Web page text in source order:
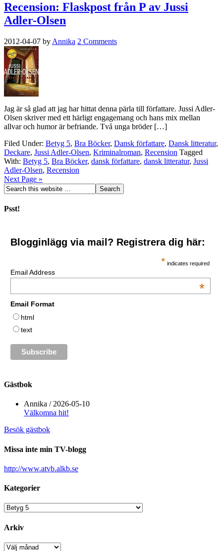
Recension: Flaskpost från P av Jussi
Adler-Olsen
2012-04-07 by Annika 2 Comments
Jag är så glad att jag har hittat denna pärla till författare. Jussi Adler-
Olsen skriver med ett härligt engagemang och hans mix mellan
allvar och humor är befriande. Två unga bröder […]
Filed Under: Betyg 5, Bra Böcker, Dansk författare, Dansk litteratur,
Deckare, Jussi Adler-Olsen, Kriminalroman, Recension Tagged
With: Betyg 5, Bra Böcker, dansk författare, dansk litteratur, Jussi
Adler-Olsen, Recension
Next Page »
Psst!
Blogginlägg via mail? Registrera dig här:
* indicates required
Email Address
*
Email Format
html
text
Gästbok
Annika / 2026-05-10
Välkomna hit!
Besök gästbok
Missa inte min TV-blogg
http://www.atvb.alkb.se
Kategorier
Kategorier
Arkiv
Arkiv